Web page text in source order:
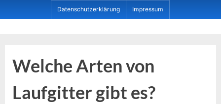
to
Datenschutzerklärung Impressum
Welche Arten von
Laufgitter gibt es?